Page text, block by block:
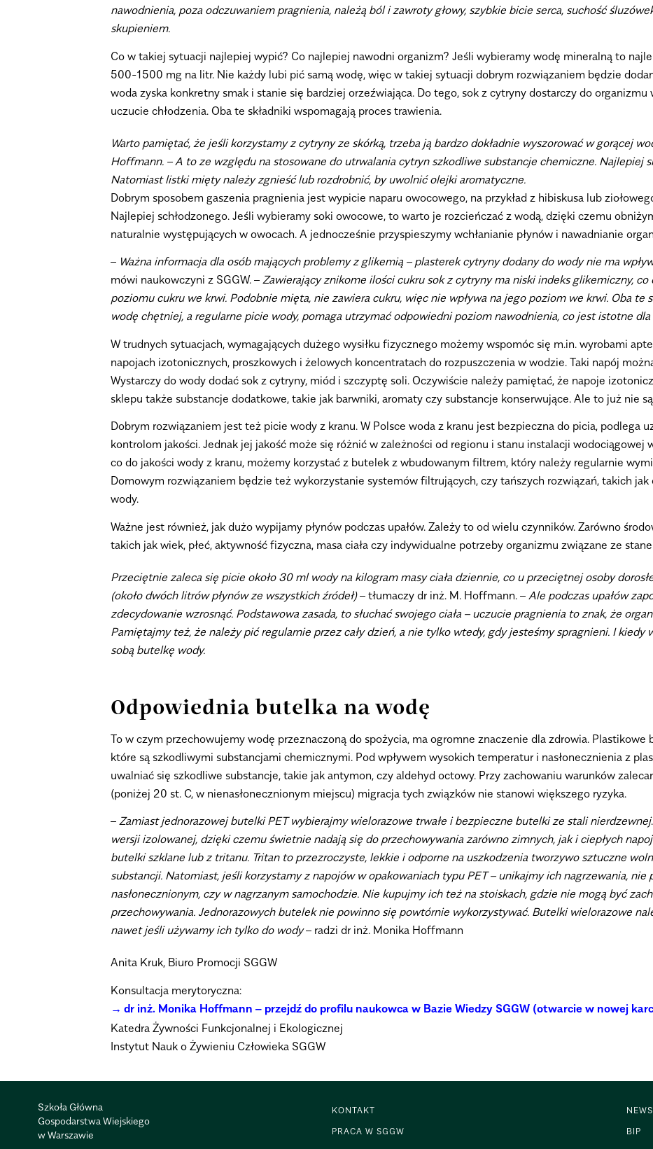
nawodnienia, poza odczuwaniem pragnienia, należą ból i zawroty głowy, szybkie bicie serca, suchość
skupieniem.
Co w takiej sytuacji najlepiej wypić? Co najlepiej nawodni organizm? Jeśli wybieramy wodę mineralną to
500-1500 mg na litr. Nie każdy lubi pić samą wodę, więc w takiej sytuacji dobrym rozwiązaniem będzie
woda zyska konkretny smak i stanie się bardziej orzeźwiająca. Do tego, sok z cytryny dostarczy do
uczucie chłodzenia. Oba te składniki wspomagają proces trawienia.
Warto pamiętać, że jeśli korzystamy z cytryny ze skórką, trzeba ją bardzo dokładnie wyszorować w gorącej
Hoffmann. – A to ze względu na stosowane do utrwalania cytryn szkodliwe substancje chemiczne. Najlepiej
Natomiast listki mięty należy zgnieść lub rozdrobnić, by uwolnić olejki aromatyczne.
Dobrym sposobem gaszenia pragnienia jest wypicie naparu owocowego, na przykład z hibiskusa lub
Najlepiej schłodzonego. Jeśli wybieramy soki owocowe, to warto je rozcieńczać z wodą, dzięki czemu
naturalnie występujących w owocach. A jednocześnie przyspieszymy wchłanianie płynów i nawadnianie
– Ważna informacja dla osób mających problemy z glikemią – plasterek cytryny dodany do wody nie ma
mówi naukowczyni z SGGW. – Zawierający znikome ilości cukru sok z cytryny ma niski indeks glikemiczny,
poziomu cukru we krwi. Podobnie mięta, nie zawiera cukru, więc nie wpływa na jego poziom we krwi. Oba te
wodę chętniej, a regularne picie wody, pomaga utrzymać odpowiedni poziom nawodnienia, co jest istotne
W trudnych sytuacjach, wymagających dużego wysiłku fizycznego możemy wspomóc się m.in. wyrobami
napojach izotonicznych, proszkowych i żelowych koncentratach do rozpuszczenia w wodzie. Taki napój
Wystarczy do wody dodać sok z cytryny, miód i szczyptę soli. Oczywiście należy pamiętać, że napoje
sklepu także substancje dodatkowe, takie jak barwniki, aromaty czy substancje konserwujące. Ale to już nie
Dobrym rozwiązaniem jest też picie wody z kranu. W Polsce woda z kranu jest bezpieczna do picia, podlega
kontrolom jakości. Jednak jej jakość może się różnić w zależności od regionu i stanu instalacji wodociągowej
co do jakości wody z kranu, możemy korzystać z butelek z wbudowanym filtrem, który należy regularnie
Domowym rozwiązaniem będzie też wykorzystanie systemów filtrujących, czy tańszych rozwiązań, takich
wody.
Ważne jest również, jak dużo wypijamy płynów podczas upałów. Zależy to od wielu czynników. Zarówno
takich jak wiek, płeć, aktywność fizyczna, masa ciała czy indywidualne potrzeby organizmu związane ze
Przeciętnie zaleca się picie około 30 ml wody na kilogram masy ciała dziennie, co u przeciętnej osoby
(około dwóch litrów płynów ze wszystkich źródeł)– tłumaczy dr inż. M. Hoffmann. – Ale podczas upałów
zdecydowanie wzrosnąć. Podstawowa zasada, to słuchać swojego ciała – uczucie pragnienia to znak, że
Pamiętajmy też, że należy pić regularnie przez cały dzień, a nie tylko wtedy, gdy jesteśmy spragnieni. I kiedy
sobą butelkę wody.
Odpowiednia butelka na wodę
To w czym przechowujemy wodę przeznaczoną do spożycia, ma ogromne znaczenie dla zdrowia.
które są szkodliwymi substancjami chemicznymi. Pod wpływem wysokich temperatur i nasłonecznienia z
uwalniać się szkodliwe substancje, takie jak antymon, czy aldehyd octowy. Przy zachowaniu warunków
(poniżej 20 st. C, w nienasłonecznionym miejscu) migracja tych związków nie stanowi większego ryzyka.
– Zamiast jednorazowej butelki PET wybierajmy wielorazowe trwałe i bezpieczne butelki ze stali nierdzewnej.
wersji izolowanej, dzięki czemu świetnie nadają się do przechowywania zarówno zimnych, jak i ciepłych
butelki szklane lub z tritanu. Tritan to przezroczyste, lekkie i odporne na uszkodzenia tworzywo sztuczne
substancji. Natomiast, jeśli korzystamy z napojów w opakowaniach typu PET – unikajmy ich nagrzewania, nie
nasłonecznionym, czy w nagrzanym samochodzie. Nie kupujmy ich też na stoiskach, gdzie nie mogą być
przechowywania. Jednorazowych butelek nie powinno się powtórnie wykorzystywać. Butelki wielorazowe
nawet jeśli używamy ich tylko do wody– radzi dr inż. Monika Hoffmann
Anita Kruk, Biuro Promocji SGGW
Konsultacja merytoryczna:
dr inż. Monika Hoffmann – przejdź do profilu naukowca w Bazie Wiedzy SGGW (otwarcie w nowej
Katedra Żywności Funkcjonalnej i Ekologicznej
Instytut Nauk o Żywieniu Człowieka SGGW
Szkoła Główna
Gospodarstwa Wiejskiego
w Warszawie
KONTAKT
PRACA W SGGW
BIP